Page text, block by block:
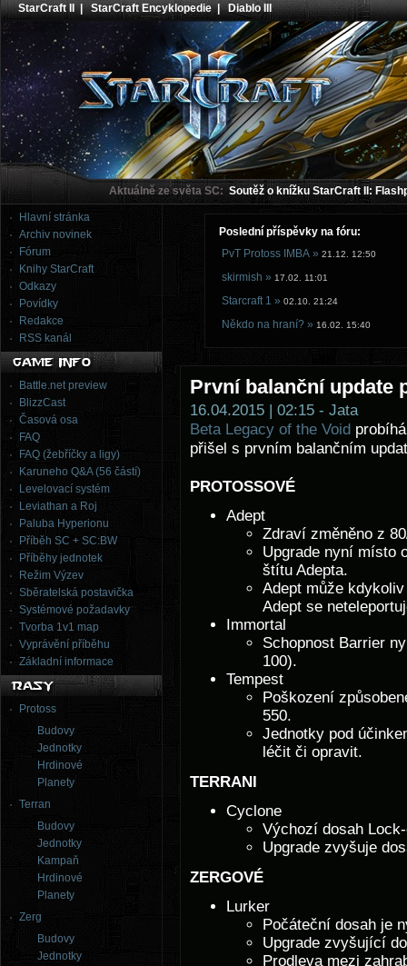
StarCraft II |StarCraft Encyklopedie|Diablo III
Aktuálně ze světa SC: Soutěž o knížku StarCraft II:
Hlavní stránka
Archiv novinek
Fórum
Knihy StarCraft
Odkazy
Povídky
Redakce
RSS kanál
Battle.net preview
BlizzCast
Časová osa
FAQ
FAQ (žebříčky a ligy)
Karuneho Q&A (56 částí)
Levelovací systém
Leviathan a Roj
Paluba Hyperionu
Příběh SC + SC:BW
Příběhy jednotek
Režim Výzev
Sběratelská postavička
Systémové požadavky
Tvorba 1v1 map
Vyprávění příběhu
Základní informace
Protoss
Budovy
Jednotky
Hrdinové
Planety
Terran
Budovy
Jednotky
Kampaň
Hrdinové
Planety
Zerg
Budovy
Jednotky
Poslední příspěvky na fóru:
PvT Protoss IMBA » 21.12. 12:50
skirmish » 17.02. 11:01
Starcraft 1 » 02.10. 21:24
Někdo na hraní? » 16.02. 15:40
První balanční update
16.04.2015 | 02:15 - Jata
Beta Legacy of the Void
přišel s prvním balančním
PROTOSSOVÉ
Adept
Zdraví změněno z
Upgrade nyní místo
štítu Adepta.
Adept může
Adept se
Immortal
Schopnost Barrier
100).
Tempest
Poškození
550.
Jednotky pod
léčit či opravit.
TERRANI
Cyclone
Výchozí dosah
Upgrade zvyšuje
ZERGOVÉ
Lurker
Počáteční dosah je
Upgrade zvyšující
Prodleva mezi